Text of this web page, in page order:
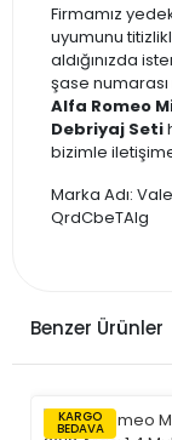
Firmamız
uyumunu
aldığınızda
şase
Alfa Romeo
Debriyaj Seti
bizimle
Marka Adı:
QrdCbeTAIg
Benzer Ürünler
KARGO
BEDAVA